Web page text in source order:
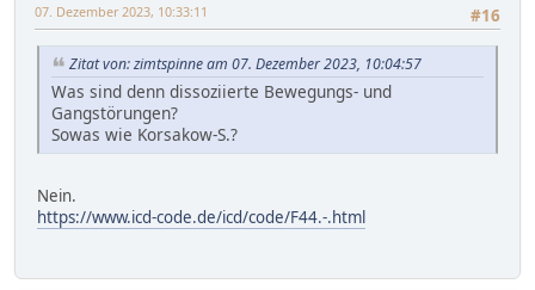
#16
07. Dezember 2023, 10:33:11
Zitat von: zimtspinne am 07. Dezember 2023, 10:04:57
Was sind denn dissoziierte Bewegungs- und
Gangstörungen?
Sowas wie Korsakow-S.?
Nein.
https://www.icd-code.de/icd/code/F44.-.html